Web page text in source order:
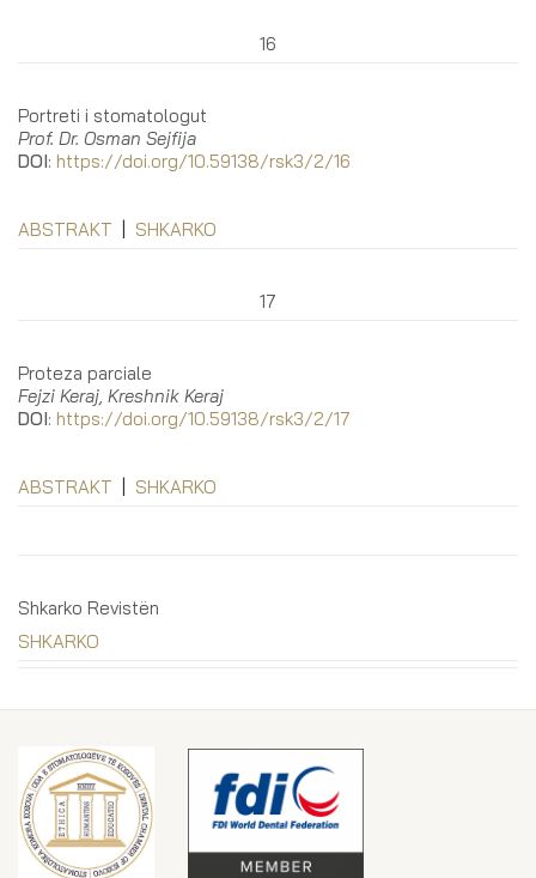
16
Portreti i stomatologut
Prof. Dr. Osman Sejfija
DOI: https://doi.org/10.59138/rsk3/2/16
ABSTRAKT SHKARKO
17
Proteza parciale
Fejzi Keraj, Kreshnik Keraj
DOI: https://doi.org/10.59138/rsk3/2/17
ABSTRAKT SHKARKO
Shkarko Revistën
SHKARKO